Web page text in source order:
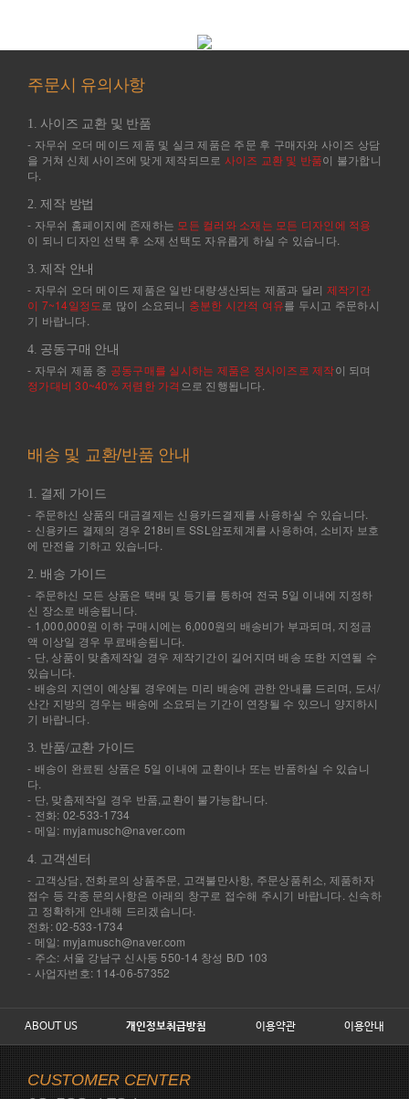
주문시 유의사항
1. 사이즈 교환 및 반품
- 자무쉬 오더 메이드 제품 및 실크 제품은 주문 후 구매자와 사이즈 상담
을 거쳐 신체 사이즈에 맞게 제작되므로 사이즈 교환 및 반품이 불가합니
다.
2. 제작 방법
- 자무쉬 홈페이지에 존재하는 모든 컬러와 소재는 모든 디자인에 적용
이 되니 디자인 선택 후 소재 선택도 자유롭게 하실 수 있습니다.
3. 제작 안내
- 자무쉬 오더 메이드 제품은 일반 대량생산되는 제품과 달리 제작기간
이 7~14일정도 로 많이 소요되니 충분한 시간적 여유를 두시고 주문하시
기 바랍니다.
4. 공동구매 안내
- 자무쉬 제품 중 공동구매를 실시하는 제품은 정사이즈로 제작이 되며
정가대비 30~40% 저렴한 가격 으로 진행됩니다.
배송 및 교환/반품 안내
1. 결제 가이드
- 주문하신 상품의 대금결제는 신용카드결제를 사용하실 수 있습니다.
- 신용카드 결제의 경우 218비트 SSL암포체계를 사용하여, 소비자 보호
에 만전을 기하고 있습니다.
2. 배송 가이드
- 주문하신 모든 상품은 택배 및 등기를 통하여 전국 5일 이내에 지정하
신 장소로 배송됩니다.
- 1,000,000원 이하 구매시에는 6,000원의 배송비가 부과되며, 지정금
액 이상일 경우 무료배송됩니다.
- 단, 상품이 맞춤제작일 경우 제작기간이 길어지며 배송 또한 지연될 수
있습니다.
- 배송의 지연이 예상될 경우에는 미리 배송에 관한 안내를 드리며, 도서/
산간 지방의 경우는 배송에 소요되는 기간이 연장될 수 있으니 양지하시
기 바랍니다.
3. 반품/교환 가이드
- 배송이 완료된 상품은 5일 이내에 교환이나 또는 반품하실 수 있습니
다.
- 단, 맞춤제작일 경우 반품,교환이 불가능합니다.
- 전화: 02-533-1734
- 메일: myjamusch@naver.com
4. 고객센터
- 고객상담, 전화로의 상품주문, 고객불만사항, 주문상품취소, 제품하자
접수 등 각종 문의사항은 아래의 창구로 접수해 주시기 바랍니다. 신속하
고 정확하게 안내해 드리겠습니다.
전화: 02-533-1734
- 메일: myjamusch@naver.com
- 주소: 서울 강남구 신사동 550-14 창성 B/D 103
- 사업자번호: 114-06-57352
ABOUT US 개인정보취급방침 이용약관 이용안내
CUSTOMER CENTER